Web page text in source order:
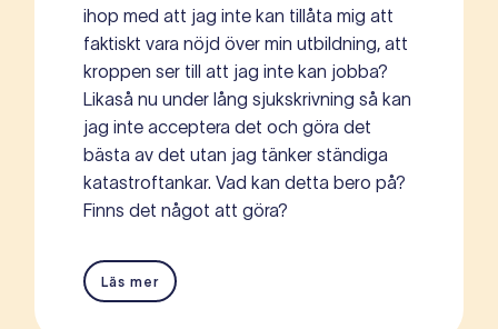
ihop med att jag inte kan tillåta mig att
faktiskt vara nöjd över min utbildning, att
kroppen ser till att jag inte kan jobba?
Likaså nu under lång sjukskrivning så kan
jag inte acceptera det och göra det
bästa av det utan jag tänker ständiga
katastroftankar. Vad kan detta bero på?
Finns det något att göra?
Läs mer